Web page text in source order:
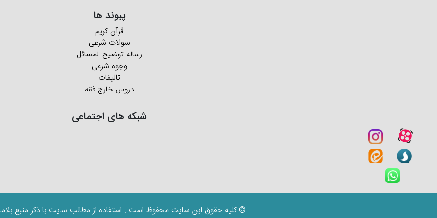
پیوند ها
قرآن کریم
سوالات شرعی
رساله توضیح المسائل
وجوه شرعی
تالیفات
دروس خارج فقه
شبکه های اجتماعی
© کلیه حقوق این سایت محفوظ است . استفاده از مطالب سایت با ذکر منبع